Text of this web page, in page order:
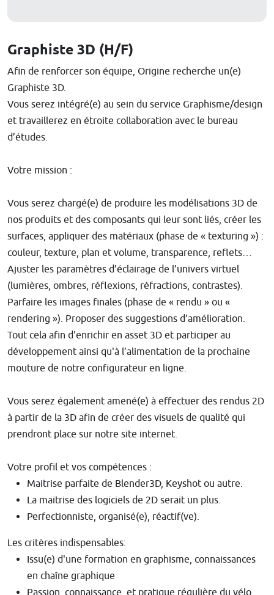
Graphiste 3D (H/F)
Afin de renforcer son équipe, Origine recherche un(e)
Graphiste 3D.
Vous serez intégré(e) au sein du service Graphisme/design
et travaillerez en étroite collaboration avec le bureau
d’études.
Votre mission :
Vous serez chargé(e) de produire les modélisations 3D de
nos produits et des composants qui leur sont liés, créer les
surfaces, appliquer des matériaux (phase de « texturing ») :
couleur, texture, plan et volume, transparence, reflets…
Ajuster les paramètres d’éclairage de l’univers virtuel
(lumières, ombres, réflexions, réfractions, contrastes).
Parfaire les images finales (phase de « rendu » ou «
rendering »). Proposer des suggestions d’amélioration.
Tout cela afin d'enrichir en asset 3D et participer au
développement ainsi qu'à l’alimentation de la prochaine
mouture de notre configurateur en ligne.
Vous serez également amené(e) à effectuer des rendus 2D
à partir de la 3D afin de créer des visuels de qualité qui
prendront place sur notre site internet.
Votre profil et vos compétences :
Maitrise parfaite de Blender3D, Keyshot ou autre.
La maitrise des logiciels de 2D serait un plus.
Perfectionniste, organisé(e), réactif(ve).
Les critères indispensables:
Issu(e) d'une formation en graphisme, connaissances
en chaîne graphique